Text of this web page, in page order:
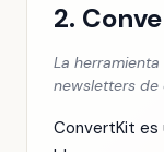
2.
La
newsletters
ConvertKit es